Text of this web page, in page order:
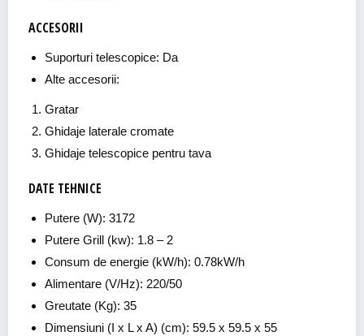
ACCESORII
Suporturi telescopice: Da
Alte accesorii:
Gratar
Ghidaje laterale cromate
Ghidaje telescopice pentru tava
DATE TEHNICE
Putere (W): 3172
Putere Grill (kw): 1.8 – 2
Consum de energie (kW/h): 0.78kW/h
Alimentare (V/Hz): 220/50
Greutate (Kg): 35
Dimensiuni (I x L x A) (cm): 59.5 x 59.5 x 55